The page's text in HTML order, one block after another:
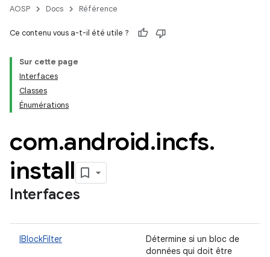
AOSP Docs Référence
Ce contenu vous a-t-il été utile ?
Sur cette page
Interfaces
Classes
Énumérations
com.android.incfs.
install
Interfaces
IBlockFilter
Détermine si un bloc de
données qui doit être